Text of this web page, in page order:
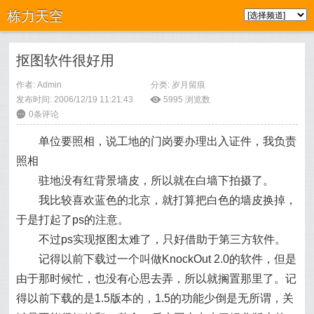
栋力天空
抠图软件很好用
作者: Admin 分类: 岁月留痕
发布时间: 2006/12/19 11:21:43
ė 5995 浏览数
6 0条评论
单位要照相，说工地的门岗要办理出入证件，我负责
照相
驻地没有红背景墙皮，所以就在白墙下拍摄了。
我比较喜欢蓝色的北京，就打算把白色的墙皮换掉，
于是打起了ps的注意。
不过ps实现抠图太难了，只好借助于第三方软件。
记得以前下载过一个叫做KnockOut 2.0的软件，但是
由于那时候忙，也没有心思去弄，所以就搁置那里了。记
得以前下载的是1.5版本的，1.5的功能少倒是无所谓，关